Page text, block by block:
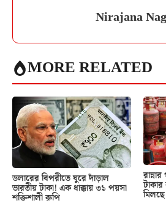
Nirajana Nag
MORE RELATED
ডলারের বিপরীতে ঘুরে দাঁড়াল
ভারতীয় টাকা! এক ধাক্কায় ৩১ পয়সা
শক্তিশালী রুপি